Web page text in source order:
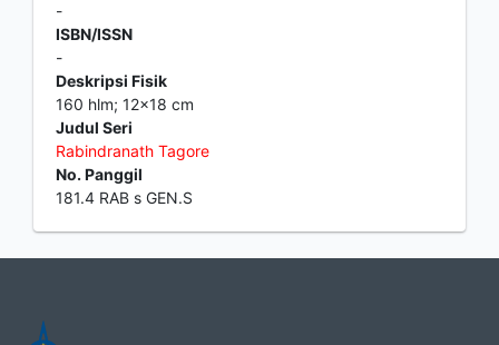
-
ISBN/ISSN
-
Deskripsi Fisik
160 hlm; 12x18 cm
Judul Seri
Rabindranath Tagore
No. Panggil
181.4 RAB s GEN.S